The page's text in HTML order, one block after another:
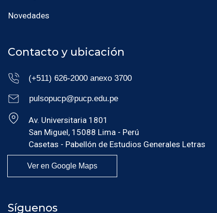
Novedades
Contacto y ubicación
(+511) 626-2000 anexo 3700
pulsopucp@pucp.edu.pe
Av. Universitaria 1801
San Miguel, 15088 Lima - Perú
Casetas - Pabellón de Estudios Generales Letras
Ver en Google Maps
Síguenos